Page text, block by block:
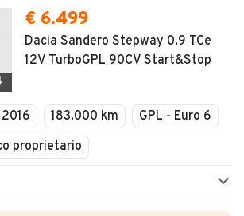
€ 6.499
Dacia Sandero Stepway 0.9 TCe
12V TurboGPL 90CV Start&Stop
183.000 km
GPL - Euro 6
proprietario